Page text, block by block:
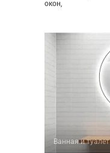
окон,
Ванная и туалет